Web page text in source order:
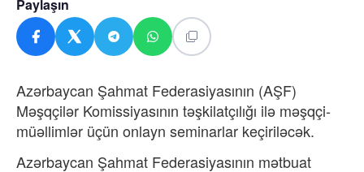
Paylaşın
Azərbaycan Şahmat Federasiyasının (AŞF)
Məşqçilər Komissiyasının təşkilatçılığı ilə məşqçi-
müəllimlər üçün onlayn seminarlar keçiriləcək.
Azərbaycan Şahmat Federasiyasının mətbuat